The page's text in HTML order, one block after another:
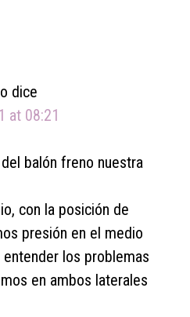
dice
at 08:21
balón freno nuestra
con la posición de
presión en el medio
los problemas
en ambos laterales